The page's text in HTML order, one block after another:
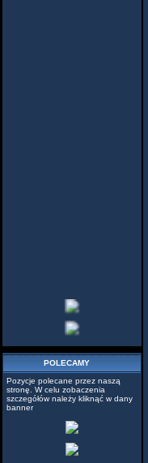
POLECAMY
Pozycje polecane przez naszą
stronę. W celu zobaczenia
szczegółów należy kliknąć w dany
banner